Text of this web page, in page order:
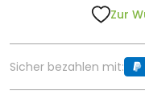
Zur
Sicher bezahlen mit: